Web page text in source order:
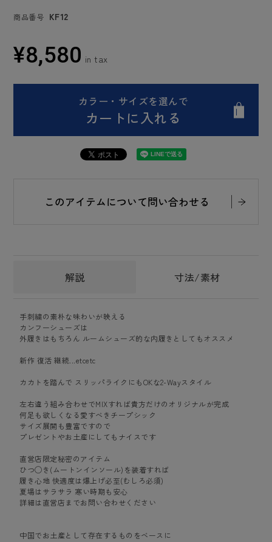
商品番号 KF12
¥8,580
カラー・サイズを選んで
カートに入れる
このアイテムについて問い合わせる
解説 寸法/素材
手刺繍の素朴な味わいが映える
カンフーシューズは
外履きはもちろん ルームシューズ的な内履きとしてもオススメ
新作 復活 継続...etcetc
カカトを踏んで スリッパライクにもOKな2-Wayスタイル
左右違う組み合わせでMIXすれば貴方だけのオリジナルが完成
何足も欲しくなる愛すべきチープシック
サイズ展開も豊富ですので
プレゼントやお土産にしてもナイスです
直営店限定秘密のアイテム
ひつ◯き(ムートンインソール)を装着すれば
履き心地 快適度は爆上げ必至(むしろ必須)
夏場はサラサラ 寒い時期も安心
詳細は直営店までお問い合わせください
中国でお土産として存在するものをベースに